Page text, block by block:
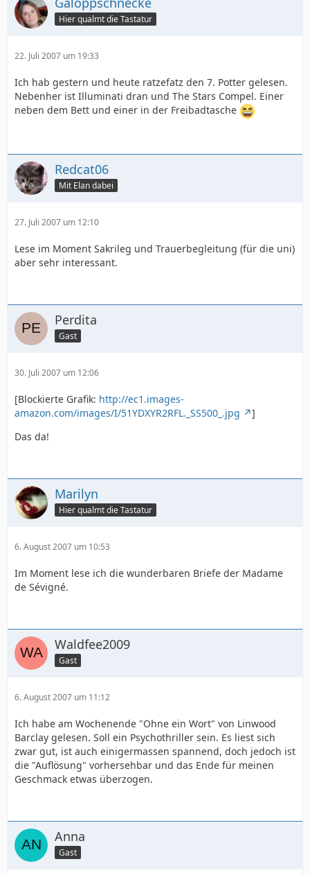
Hier qualmt die Tastatur
22. Juli 2007 um 19:33
Ich hab gestern und heute ratzefatz den 7. Potter gelesen.
Nebenher ist Illuminati dran und The Stars Compel. Einer
neben dem Bett und einer in der Freibadtasche
Redcat06
Mit Elan dabei
27. Juli 2007 um 12:10
Lese im Moment Sakrileg und Trauerbegleitung (für die uni)
aber sehr interessant.
Perdita
Gast
30. Juli 2007 um 12:06
[Blockierte Grafik: http://ec1.images-
amazon.com/images/I/51YDXYR2RFL._SS500_.jpg
]
Das da!
Marilyn
Hier qualmt die Tastatur
6. August 2007 um 10:53
Im Moment lese ich die wunderbaren Briefe der Madame
de Sévigné.
Waldfee2009
Gast
6. August 2007 um 11:12
Ich habe am Wochenende "Ohne ein Wort" von Linwood
Barclay gelesen. Soll ein Psychothriller sein. Es liest sich
zwar gut, ist auch einigermassen spannend, doch jedoch ist
die "Auflösung" vorhersehbar und das Ende für meinen
Geschmack etwas überzogen.
Anna
Gast